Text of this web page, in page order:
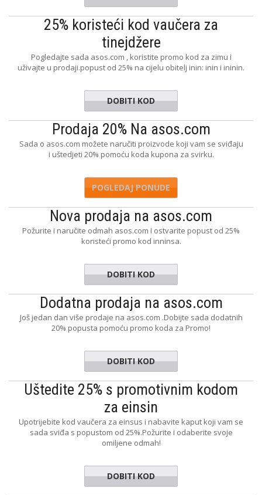
25% koristeći kod vaučera za
tinejdžere
Pogledajte sada asos.com , koristite promo kod za zimu i
uživajte u prodaji.popust od 25% na cijelu obitelj inin: inin i ininin.
FAVES
DOBITI KOD
Prodaja 20% Na asos.com
Sada o asos.com možete naručiti proizvode koji vam se sviđaju
i uštedjeti 20% pomoću koda kupona za svirku.
POGLEDAJ PONUDE
Nova prodaja na asos.com
Požurite i naručite odmah asos.com i ostvarite popust od 25%
koristeći promo kod inninsa.
ESTYLES
DOBITI KOD
Dodatna prodaja na asos.com
Još jedan dan više prodaje na asos.com .Dobijte sada dodatnih
20% popusta pomoću promo koda za Promo!
LESAVES
DOBITI KOD
Uštedite 25% s promotivnim kodom
za einsin
Upotrijebite kod vaučera za einsus i nabavite kaput koji vam se
sada sviđa s popustom od 25%.Požurite i odaberite svoje
omiljene odmah!
WARM
DOBITI KOD